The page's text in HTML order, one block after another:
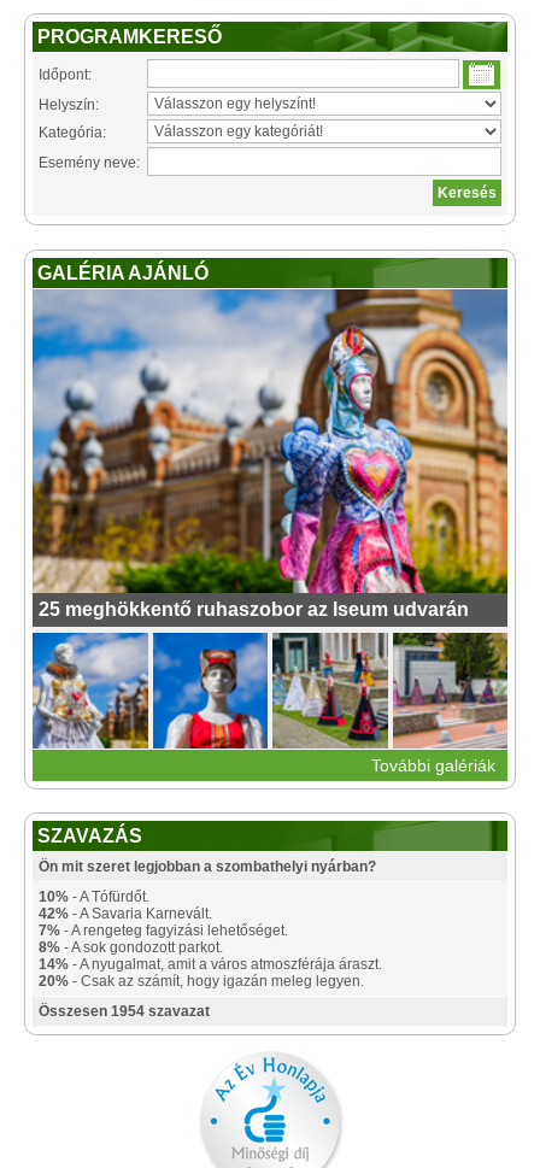
PROGRAMKERESŐ
Időpont:
Helyszín:
Kategória:
Esemény neve:
GALÉRIA AJÁNLÓ
25 meghökkentő ruhaszobor az Iseum udvarán
További galériák
SZAVAZÁS
Ön mit szeret legjobban a szombathelyi nyárban?
10% - A Tófürdőt.
42% - A Savaria Karnevált.
7% - A rengeteg fagyizási lehetőséget.
8% - A sok gondozott parkot.
14% - A nyugalmat, amit a város atmoszférája áraszt.
20% - Csak az számít, hogy igazán meleg legyen.
Összesen 1954 szavazat